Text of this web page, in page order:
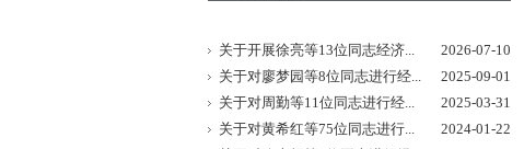
关于开展徐亮等13位同志经济... 2026-07-10
关于对廖梦园等8位同志进行经...
2025-09-01
关于对周勤等11位同志进行经...
2025-03-31
关于对黄希红等75位同志进行...
2024-01-22